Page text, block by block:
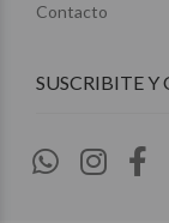
Contacto